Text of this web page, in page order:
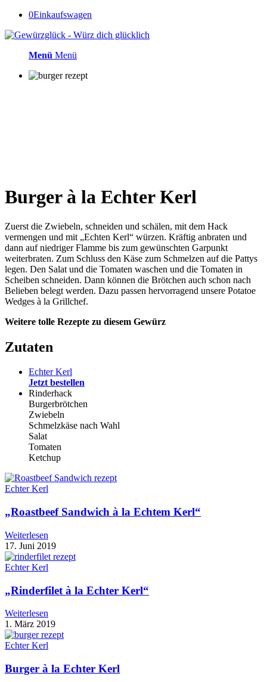
0Einkaufswagen
Menü Menü
Burger à la Echter Kerl
Zuerst die Zwiebeln, schneiden und schälen, mit dem Hack
vermengen und mit „Echten Kerl“ würzen. Kräftig anbraten und
dann auf niedriger Flamme bis zum gewünschten Garpunkt
weiterbraten. Zum Schluss den Käse zum Schmelzen auf die Pattys
legen. Den Salat und die Tomaten waschen und die Tomaten in
Scheiben schneiden. Dann können die Brötchen auch schon nach
Belieben belegt werden. Dazu passen hervorragend unsere Potatoe
Wedges à la Grillchef.
Weitere tolle Rezepte zu diesem Gewürz
Zutaten
Echter Kerl
Jetzt bestellen
Rinderhack
Burgerbrötchen
Zwiebeln
Schmelzkäse nach Wahl
Salat
Tomaten
Ketchup
Echter Kerl
„Roastbeef Sandwich à la Echtem Kerl“
Weiterlesen
17. Juni 2019
Echter Kerl
„Rinderfilet à la Echter Kerl“
Weiterlesen
1. März 2019
Echter Kerl
Burger à la Echter Kerl